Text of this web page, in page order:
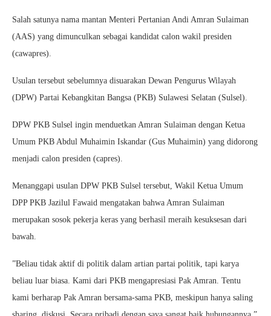
Salah satunya nama mantan Menteri Pertanian Andi Amran Sulaiman
(AAS) yang dimunculkan sebagai kandidat calon wakil presiden
(cawapres).
Usulan tersebut sebelumnya disuarakan Dewan Pengurus Wilayah
(DPW) Partai Kebangkitan Bangsa (PKB) Sulawesi Selatan (Sulsel).
DPW PKB Sulsel ingin menduetkan Amran Sulaiman dengan Ketua
Umum PKB Abdul Muhaimin Iskandar (Gus Muhaimin) yang didorong
menjadi calon presiden (capres).
Menanggapi usulan DPW PKB Sulsel tersebut, Wakil Ketua Umum
DPP PKB Jazilul Fawaid mengatakan bahwa Amran Sulaiman
merupakan sosok pekerja keras yang berhasil meraih kesuksesan dari
bawah.
”Beliau tidak aktif di politik dalam artian partai politik, tapi karya
beliau luar biasa. Kami dari PKB mengapresiasi Pak Amran. Tentu
kami berharap Pak Amran bersama-sama PKB, meskipun hanya saling